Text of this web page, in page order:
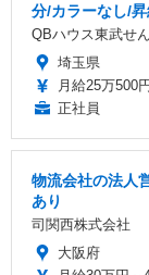
分/カラーなし/
QBハウス東武せ
埼玉県
月給25万500
正社員
物流会社の法人
あり
司関西株式会社
大阪府